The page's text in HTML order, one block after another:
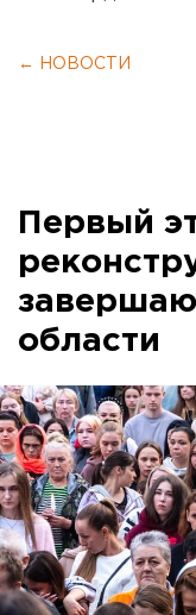
← НОВОСТИ
Первый
области